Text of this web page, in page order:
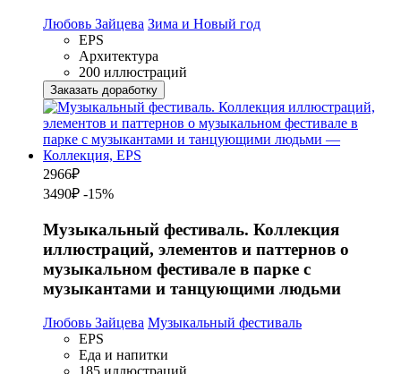
Любовь Зайцева Зима и Новый год
EPS
Архитектура
200 иллюстраций
Заказать доработку
2966₽
3490₽ -15%
Музыкальный фестиваль. Коллекция
иллюстраций, элементов и паттернов о
музыкальном фестивале в парке с
музыкантами и танцующими людьми
Любовь Зайцева Музыкальный фестиваль
EPS
Еда и напитки